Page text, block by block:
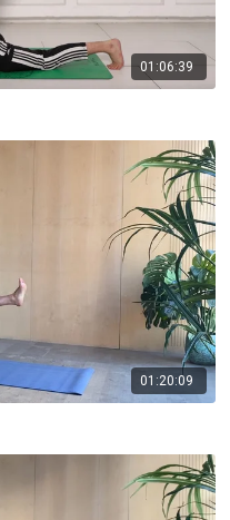
01:06:39
01:20:09